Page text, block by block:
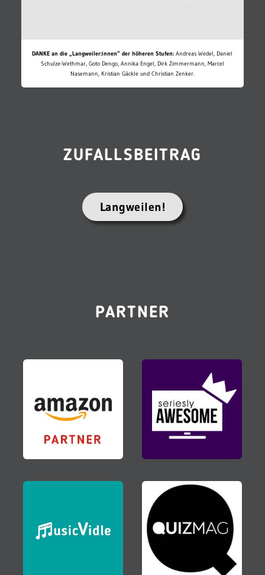
DANKE an die „Langweiler:innen“ der höheren Stufen: Andreas Wedel, Daniel
Schulze-Wethmar, Goto Dengo, Annika Engel, Dirk Zimmermann, Marcel
Nasemann, Kristian Gäckle und Christian Zenker.
ZUFALLSBEITRAG
Langweilen!
PARTNER